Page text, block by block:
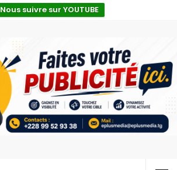
Nous suivre sur YOUTUBE